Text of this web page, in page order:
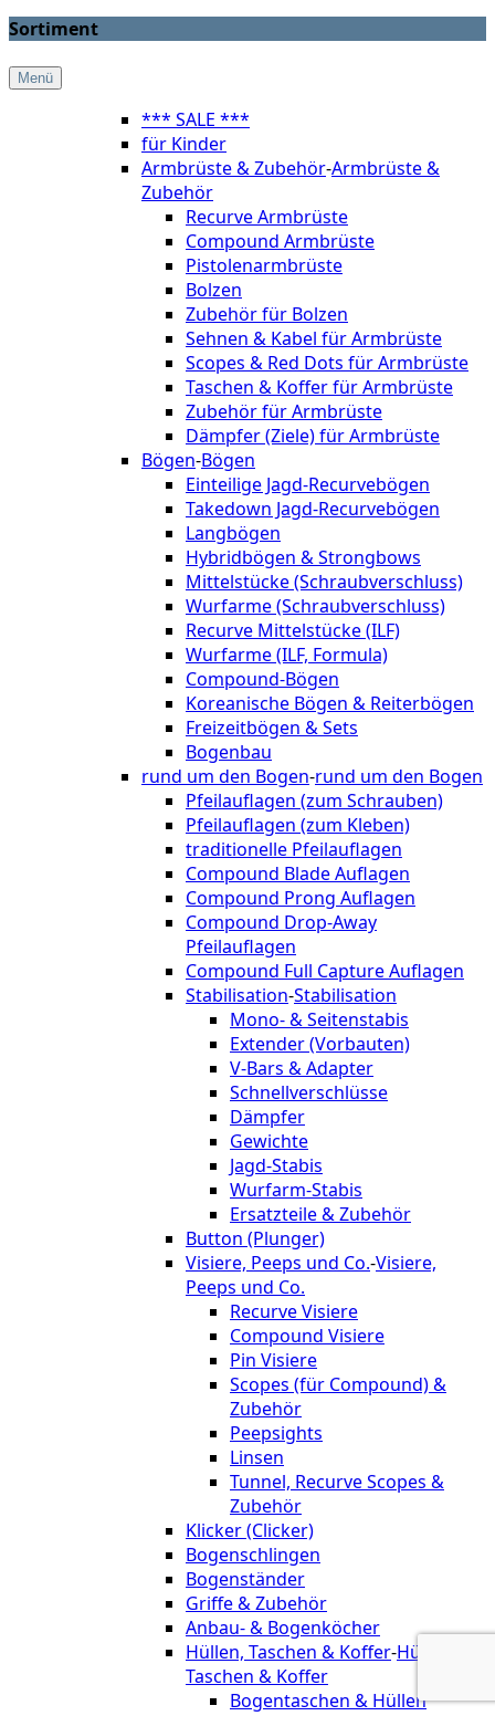
Sortiment
Menü
*** SALE ***
für Kinder
Armbrüste & Zubehör-Armbrüste &
Zubehör
Recurve Armbrüste
Compound Armbrüste
Pistolenarmbrüste
Bolzen
Zubehör für Bolzen
Sehnen & Kabel für Armbrüste
Scopes & Red Dots für Armbrüste
Taschen & Koffer für Armbrüste
Zubehör für Armbrüste
Dämpfer (Ziele) für Armbrüste
Bögen-Bögen
Einteilige Jagd-Recurvebögen
Takedown Jagd-Recurvebögen
Langbögen
Hybridbögen & Strongbows
Mittelstücke (Schraubverschluss)
Wurfarme (Schraubverschluss)
Recurve Mittelstücke (ILF)
Wurfarme (ILF, Formula)
Compound-Bögen
Koreanische Bögen & Reiterbögen
Freizeitbögen & Sets
Bogenbau
rund um den Bogen-rund um den Bogen
Pfeilauflagen (zum Schrauben)
Pfeilauflagen (zum Kleben)
traditionelle Pfeilauflagen
Compound Blade Auflagen
Compound Prong Auflagen
Compound Drop-Away
Pfeilauflagen
Compound Full Capture Auflagen
Stabilisation-Stabilisation
Mono- & Seitenstabis
Extender (Vorbauten)
V-Bars & Adapter
Schnellverschlüsse
Dämpfer
Gewichte
Jagd-Stabis
Wurfarm-Stabis
Ersatzteile & Zubehör
Button (Plunger)
Visiere, Peeps und Co.-Visiere,
Peeps und Co.
Recurve Visiere
Compound Visiere
Pin Visiere
Scopes (für Compound) &
Zubehör
Peepsights
Linsen
Tunnel, Recurve Scopes &
Zubehör
Klicker (Clicker)
Bogenschlingen
Bogenständer
Griffe & Zubehör
Anbau- & Bogenköcher
Hüllen, Taschen & Koffer-Hüllen,
Taschen & Koffer
Bogentaschen & Hüllen